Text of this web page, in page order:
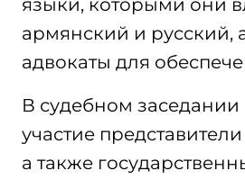
языки, которыми они
армянский и русский,
адвокаты для
В судебном
участие
а также